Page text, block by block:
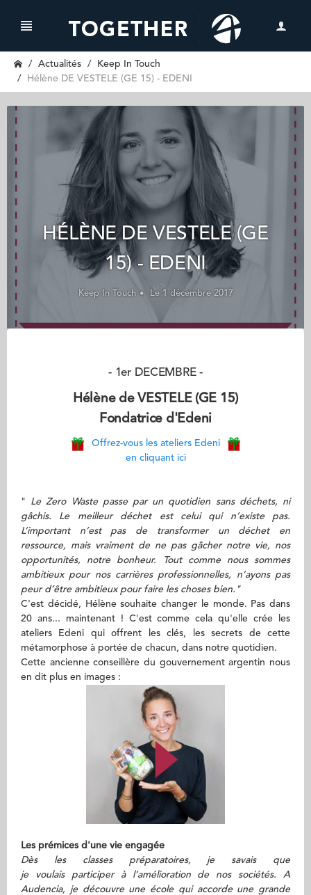
Actualités
Keep In Touch
Hélène DE VESTELE (GE 15) - EDENI
HÉLÈNE DE VESTELE (GE
15) - EDENI
Keep In Touch Le 1 décembre 2017
- 1er DECEMBRE -
Hélène de VESTELE (GE 15)
Fondatrice d'Edeni
Offrez-vous les ateliers Edeni
en cliquant ici
" Le Zero Waste passe par un quotidien sans déchets, ni
gâchis. Le meilleur déchet est celui qui n’existe pas.
L’important n’est pas de transformer un déchet en
ressource, mais vraiment de ne pas gâcher notre vie, nos
opportunités, notre bonheur. Tout comme nous sommes
ambitieux pour nos carrières professionnelles, n’ayons pas
peur d’être ambitieux pour faire les choses bien."
C'est décidé, Hélène souhaite changer le monde. Pas dans
20 ans... maintenant ! C'est comme cela qu'elle crée les
ateliers Edeni qui offrent les clés, les secrets de cette
métamorphose à portée de chacun, dans notre quotidien.
Cette ancienne conseillère du gouvernement argentin nous
en dit plus en images :
Les prémices d'une vie engagée
Dès les classes préparatoires, je savais que
je voulais participer à l’amélioration de nos sociétés. A
Audencia, je découvre une école qui accorde une grande